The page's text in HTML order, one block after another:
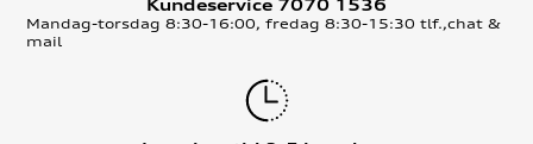
Kundeservice 7070 1536
Mandag-torsdag 8:30-16:00, fredag 8:30-15:30 tlf.,chat &
mail